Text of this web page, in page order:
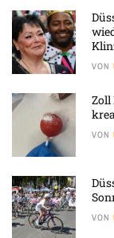
VON
Zoll
VON
VON